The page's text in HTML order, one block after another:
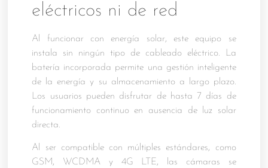
eléctricos ni de red
Al funcionar con energía solar, este equipo se
instala sin ningún tipo de cableado eléctrico. La
batería incorporada permite una gestión inteligente
de la energía y su almacenamiento a largo plazo.
Los usuarios pueden disfrutar de hasta 7 días de
funcionamiento continuo en ausencia de luz solar
directa.
Al ser compatible con múltiples estándares, como
GSM, WCDMA y 4G LTE, las cámaras se